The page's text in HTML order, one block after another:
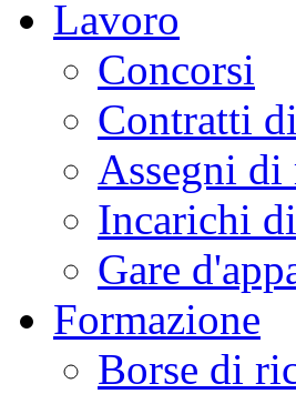
Lavoro
Concorsi
Contratti
Assegni di
Incarichi
Gare
Formazione
Borse di